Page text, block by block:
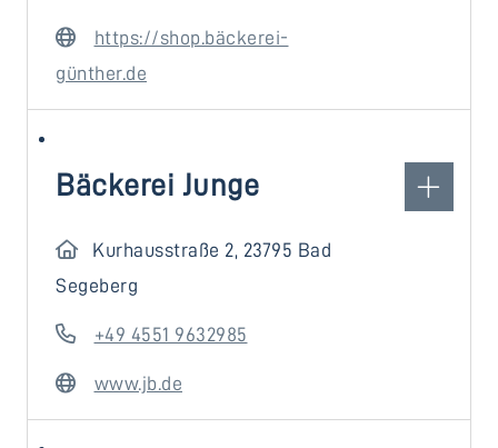
https://shop.bäckerei-
günther.de
Bäckerei Junge
Kurhausstraße 2, 23795 Bad
Segeberg
+49 4551 9632985
www.jb.de